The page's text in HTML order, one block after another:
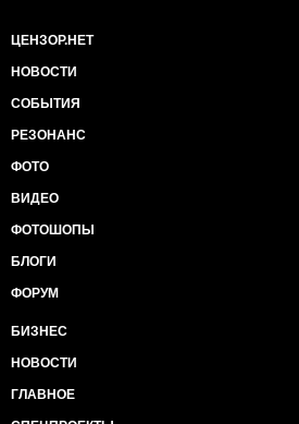
ЦЕНЗОР.НЕТ
НОВОСТИ
СОБЫТИЯ
РЕЗОНАНС
ФОТО
ВИДЕО
ФОТОШОПЫ
БЛОГИ
ФОРУМ
БИЗНЕС
НОВОСТИ
ГЛАВНОЕ